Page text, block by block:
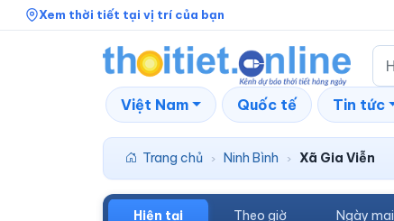
Xem thời tiết tại vị trí của bạn
Việt Nam Quốc tế Tin tức
Trang chủ › Ninh Bình › Xã Gia Viễn
Hiện tại Theo giờ Ngày mai